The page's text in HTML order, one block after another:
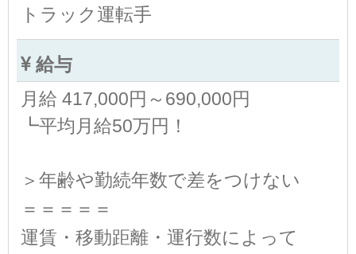
トラック運転手
給与
月給 417,000円～690,000円
┗平均月給50万円！
＞年齢や勤続年数で差をつけない
＝＝＝＝＝
運賃・移動距離・運行数によって